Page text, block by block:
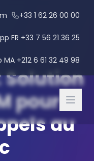
+33 1 62 26 00 00
FR +33 7 56 21 36 25
+212 6 61 32 49 98
Solution
pour
au